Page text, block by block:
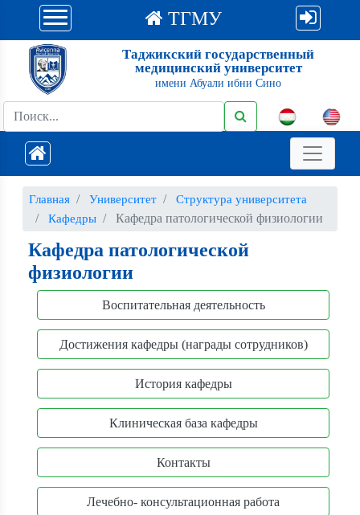
ТГМУ
Таджикский государственный
медицинский университет
имени Абуали ибни Сино
Главная Университет
Структура университета
Кафедры
Кафедра патологической физиологии
Кафедра патологической
физиологии
Воспитательная деятельность
Достижения кафедры (награды сотрудников)
История кафедры
Клиническая база кафедры
Контакты
Лечебно- консультационная работа